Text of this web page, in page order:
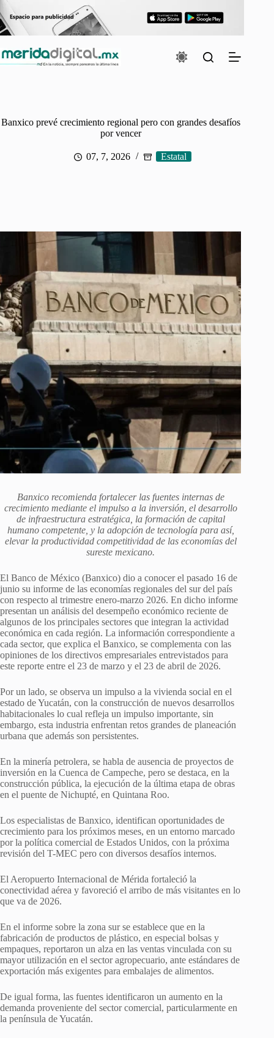
al
contenido
Banxico prevé crecimiento regional pero con grandes desafíos
por vencer
07, 7, 2026 Estatal
Banxico recomienda fortalecer las fuentes internas de
crecimiento mediante el impulso a la inversión, el desarrollo
de infraestructura estratégica, la formación de capital
humano competente, y la adopción de tecnología para así,
elevar la productividad competitividad de las economías del
sureste mexicano.
El Banco de México (Banxico) dio a conocer el pasado 16 de
junio su informe de las economías regionales del sur del país
con respecto al trimestre enero-marzo 2026. En dicho informe
presentan un análisis del desempeño económico reciente de
algunos de los principales sectores que integran la actividad
económica en cada región. La información correspondiente a
cada sector, que explica el Banxico, se complementa con las
opiniones de los directivos empresariales entrevistados para
este reporte entre el 23 de marzo y el 23 de abril de 2026.
Por un lado, se observa un impulso a la vivienda social en el
estado de Yucatán, con la construcción de nuevos desarrollos
habitacionales lo cual refleja un impulso importante, sin
embargo, esta industria enfrentan retos grandes de planeación
urbana que además son persistentes.
En la minería petrolera, se habla de ausencia de proyectos de
inversión en la Cuenca de Campeche, pero se destaca, en la
construcción pública, la ejecución de la última etapa de obras
en el puente de Nichupté, en Quintana Roo.
Los especialistas de Banxico, identifican oportunidades de
crecimiento para los próximos meses, en un entorno marcado
por la política comercial de Estados Unidos, con la próxima
revisión del T-MEC pero con diversos desafíos internos.
El Aeropuerto Internacional de Mérida fortaleció la
conectividad aérea y favoreció el arribo de más visitantes en lo
que va de 2026.
En el informe sobre la zona sur se establece que en la
fabricación de productos de plástico, en especial bolsas y
empaques, reportaron un alza en las ventas vinculada con su
mayor utilización en el sector agropecuario, ante estándares de
exportación más exigentes para embalajes de alimentos.
De igual forma, las fuentes identificaron un aumento en la
demanda proveniente del sector comercial, particularmente en
la península de Yucatán.